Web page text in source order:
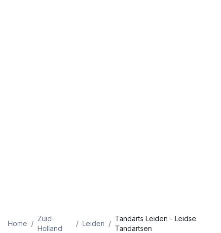
Home /
Zuid-
Holland
/ Leiden /
Tandarts Leiden - Leidse
Tandartsen